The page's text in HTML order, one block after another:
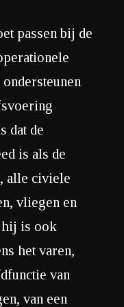
passen bij de
dat de
is als de
alle civiele
vliegen en
is ook
het varen,
van
van een